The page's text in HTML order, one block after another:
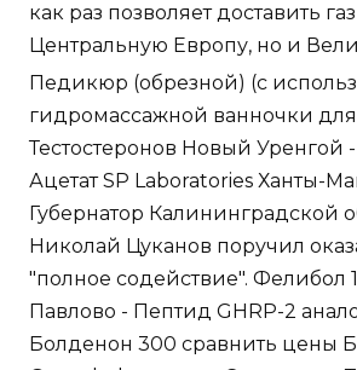
как раз позволяет доставить
Центральную Европу, но и
Педикюр (обрезной) (с
гидромассажной ванночки
Тестостеронов Новый Уренгой
Ацетат SP Laboratories Ханты-
Губернатор Калининградской
Николай Цуканов поручил
"полное содействие". Фелибол
Павлово - Пептид GHRP-2
Болденон 300 сравнить цены